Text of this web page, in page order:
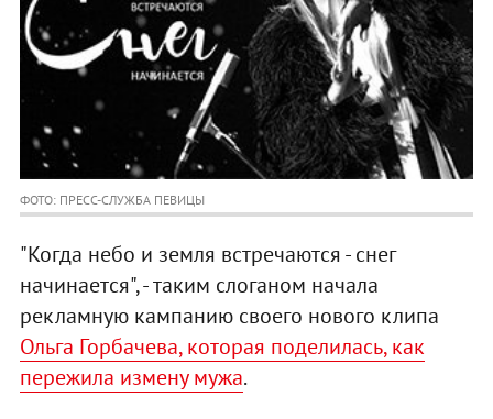
ФОТО: ПРЕСС-СЛУЖБА ПЕВИЦЫ
"Когда небо и земля встречаются - снег
начинается", - таким слоганом начала
рекламную кампанию своего нового клипа
Ольга Горбачева, которая поделилась, как
пережила измену мужа.